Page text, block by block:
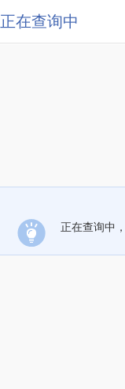
正在查询中
正在查询中